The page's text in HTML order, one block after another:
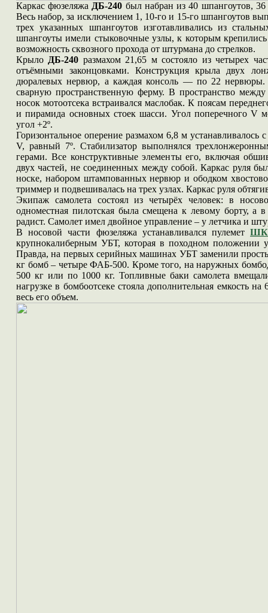
Каркас фюзеляжа ДБ-240 был набран из 40 шпангоутов,
Весь набор, за исключением 1, 10-го и 15-го шпангоутов
трех указанных шпангоутов изготавливались из
шпангоуты имели стыковочные узлы, к которым
возможность сквозного прохода от штурмана до стрелков.
Крыло ДБ-240 размахом 21,65 м состояло из четырех
отъёмными законцовками. Конструкция крыла двух
дюралевых нервюр, а каждая консоль — по 22 нервюры.
сварную пространственную ферму. В пространство
носок мотоотсека встраивался маслобак. К поясам
и пирамида основных стоек шасси. Угол поперечного V
угол +2º.
Горизонтальное оперение размахом 6,8 м
V, равный 7º. Стабилизатор выполнялся
герами. Все конструктивные элементы его, включая
двух частей, не соединенных между собой. Каркас руля
носке, набором штампованных нервюр и ободком
триммер и подвешивалась на трех узлах. Каркас руля
Экипаж самолета состоял из четырёх человек: в
одноместная пилотская была смещена к левому борту, а
радист. Самолет имел двойное управление – у летчика и
В носовой части фюзеляжа устанавливался пулемет
крупнокалиберным УБТ, которая в походном
Правда, на первых серийных машинах УБТ заменили
кг бомб – четыре ФАБ-500. Кроме того, на наружных
500 кг или по 1000 кг. Топливные баки самолета
нагрузке в бомбоотсеке стояла дополнительная емкость
весь его объем.